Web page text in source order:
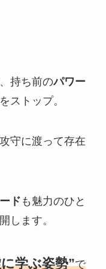
持ち前のパワー
ストップ。
守に渡って存在
ド も魅力のひと
します。
学ぶ姿勢”で